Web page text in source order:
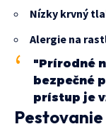
Nízky krvný
Alergie na
"Prírodné
bezpečné
prístup je